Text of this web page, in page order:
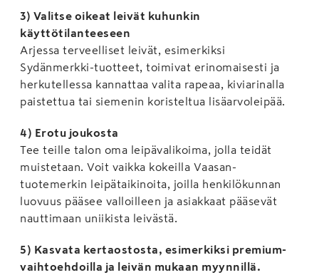
3) Valitse oikeat leivät kuhunkin
käyttötilanteeseen
Arjessa terveelliset leivät, esimerkiksi
Sydänmerkki-tuotteet, toimivat erinomaisesti ja
herkutellessa kannattaa valita rapeaa, kiviarinalla
paistettua tai siemenin koristeltua lisäarvoleipää.
4) Erotu joukosta
Tee teille talon oma leipävalikoima, jolla teidät
muistetaan. Voit vaikka kokeilla Vaasan-
tuotemerkin leipätaikinoita, joilla henkilökunnan
luovuus pääsee valloilleen ja asiakkaat pääsevät
nauttimaan uniikista leivästä.
5) Kasvata kertaostosta, esimerkiksi premium-
vaihtoehdoilla ja leivän mukaan myynnillä.